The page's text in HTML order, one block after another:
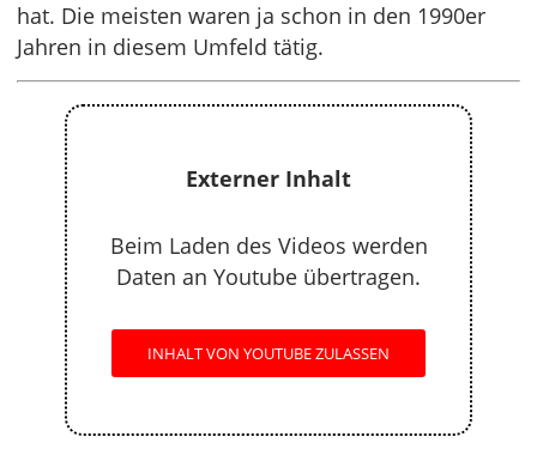
hat. Die meisten waren ja schon in den 1990er
Jahren in diesem Umfeld tätig.
Externer Inhalt
Beim Laden des Videos werden
Daten an Youtube übertragen.
INHALT VON YOUTUBE ZULASSEN